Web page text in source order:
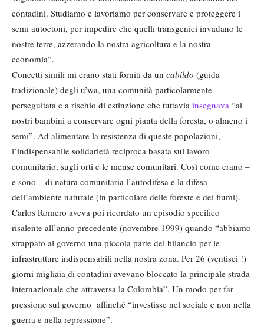
contadini. Studiamo e lavoriamo per conservare e proteggere i
semi autoctoni, per impedire che quelli transgenici invadano le
nostre terre, azzerando la nostra agricoltura e la nostra
economia”.
Concetti simili mi erano stati forniti da un cabildo (guida
tradizionale) degli u’wa, una comunità particolarmente
perseguitata e a rischio di estinzione che tuttavia insegnava “ai
nostri bambini a conservare ogni pianta della foresta, o almeno i
semi”. Ad alimentare la resistenza di queste popolazioni,
l’indispensabile solidarietà reciproca basata sul lavoro
comunitario, sugli orti e le mense comunitari. Così come erano –
e sono – di natura comunitaria l’autodifesa e la difesa
dell’ambiente naturale (in particolare delle foreste e dei fiumi).
Carlos Romero aveva poi ricordato un episodio specifico
risalente all’anno precedente (novembre 1999) quando “abbiamo
strappato al governo una piccola parte del bilancio per le
infrastrutture indispensabili nella nostra zona. Per 26 (ventisei !)
giorni migliaia di contadini avevano bloccato la principale strada
internazionale che attraversa la Colombia”. Un modo per far
pressione sul governo affinché “investisse nel sociale e non nella
guerra e nella repressione”.